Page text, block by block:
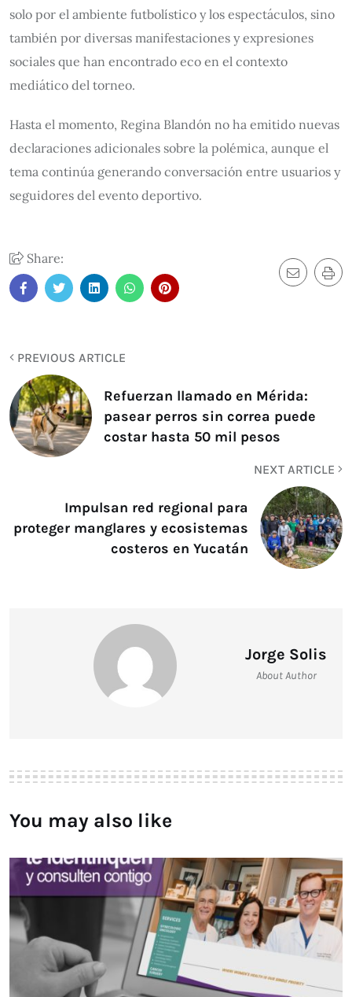
solo por el ambiente futbolístico y los espectáculos, sino
también por diversas manifestaciones y expresiones
sociales que han encontrado eco en el contexto
mediático del torneo.
Hasta el momento, Regina Blandón no ha emitido nuevas
declaraciones adicionales sobre la polémica, aunque el
tema continúa generando conversación entre usuarios y
seguidores del evento deportivo.
Share:
PREVIOUS ARTICLE
Refuerzan llamado en Mérida:
pasear perros sin correa puede
costar hasta 50 mil pesos
NEXT ARTICLE
Impulsan red regional para
proteger manglares y ecosistemas
costeros en Yucatán
Jorge Solis
About Author
You may also like